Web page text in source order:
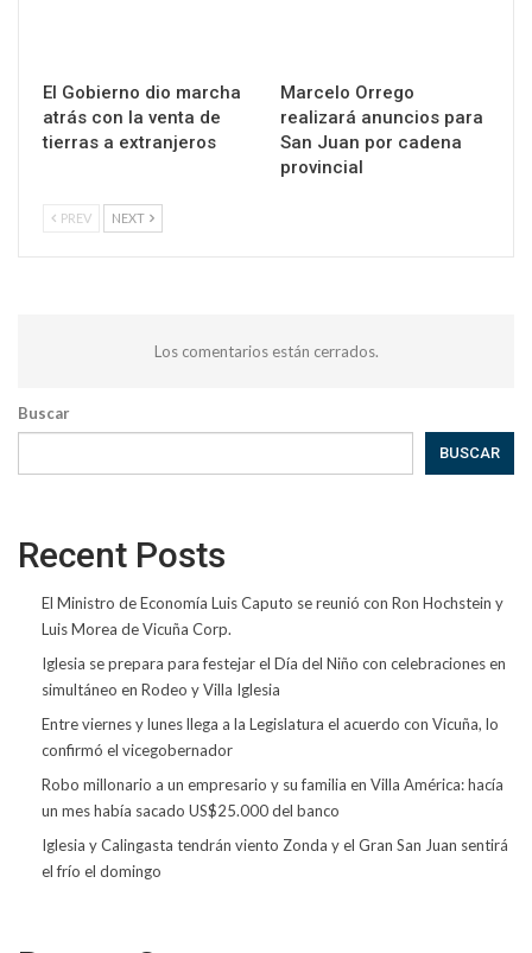
El Gobierno dio marcha
atrás con la venta de
tierras a extranjeros
Marcelo Orrego
realizará anuncios para
San Juan por cadena
provincial
PREV NEXT
Los comentarios están cerrados.
Buscar
BUSCAR
Recent Posts
El Ministro de Economía Luis Caputo se reunió con Ron Hochstein y
Luis Morea de Vicuña Corp.
Iglesia se prepara para festejar el Día del Niño con celebraciones en
simultáneo en Rodeo y Villa Iglesia
Entre viernes y lunes llega a la Legislatura el acuerdo con Vicuña, lo
confirmó el vicegobernador
Robo millonario a un empresario y su familia en Villa América: hacía
un mes había sacado US$25.000 del banco
Iglesia y Calingasta tendrán viento Zonda y el Gran San Juan sentirá
el frío el domingo